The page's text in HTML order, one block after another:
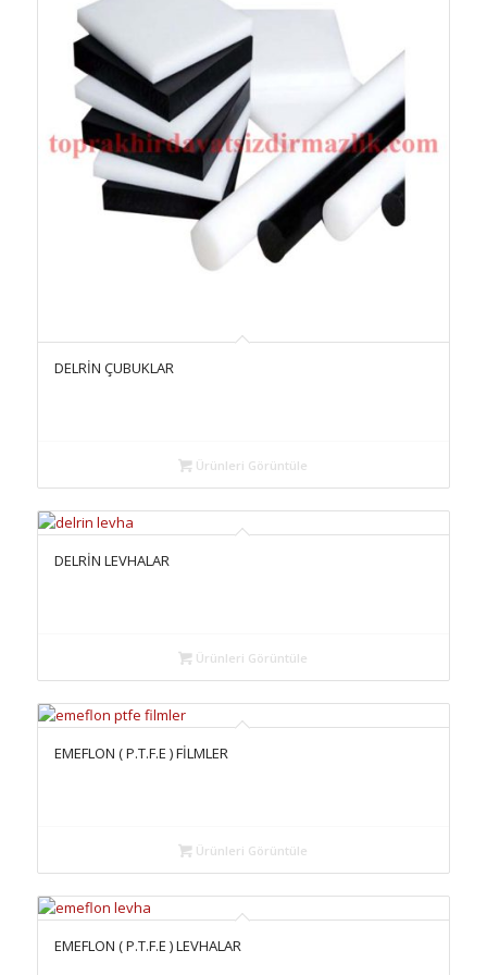
DELRİN ÇUBUKLAR
Ürünleri Görüntüle
DELRİN LEVHALAR
Ürünleri Görüntüle
EMEFLON ( P.T.F.E ) FİLMLER
Ürünleri Görüntüle
EMEFLON ( P.T.F.E ) LEVHALAR